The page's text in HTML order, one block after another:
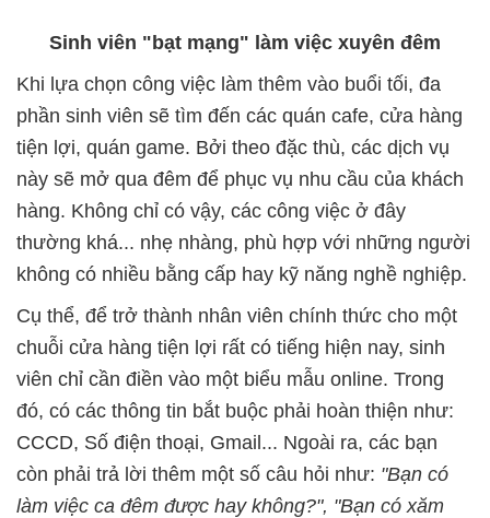
Sinh viên "bạt mạng" làm việc xuyên đêm
Khi lựa chọn công việc làm thêm vào buổi tối, đa
phần sinh viên sẽ tìm đến các quán cafe, cửa hàng
tiện lợi, quán game. Bởi theo đặc thù, các dịch vụ
này sẽ mở qua đêm để phục vụ nhu cầu của khách
hàng. Không chỉ có vậy, các công việc ở đây
thường khá... nhẹ nhàng, phù hợp với những người
không có nhiều bằng cấp hay kỹ năng nghề nghiệp.
Cụ thể, để trở thành nhân viên chính thức cho một
chuỗi cửa hàng tiện lợi rất có tiếng hiện nay, sinh
viên chỉ cần điền vào một biểu mẫu online. Trong
đó, có các thông tin bắt buộc phải hoàn thiện như:
CCCD, Số điện thoại, Gmail... Ngoài ra, các bạn
còn phải trả lời thêm một số câu hỏi như: "Bạn có
làm việc ca đêm được hay không?", "Bạn có xăm